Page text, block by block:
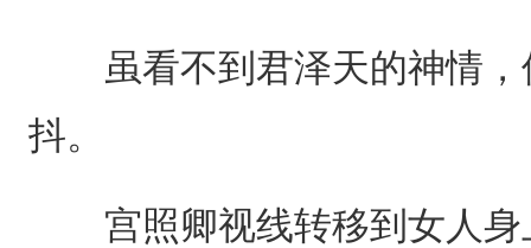
虽看不到君泽天的神情，
抖。
宫照卿视线转移到女人身